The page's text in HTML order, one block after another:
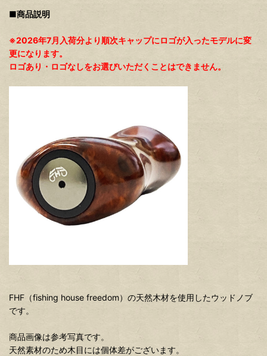
■商品説明
※2026年7月入荷分より順次キャップにロゴが入ったモデルに変
更になります。
ロゴあり・ロゴなしをお選びいただくことはできません。
FHF（fishing house freedom）の天然木材を使用したウッドノブ
です。
商品画像は参考写真です。
天然素材のため木目には個体差がございます。